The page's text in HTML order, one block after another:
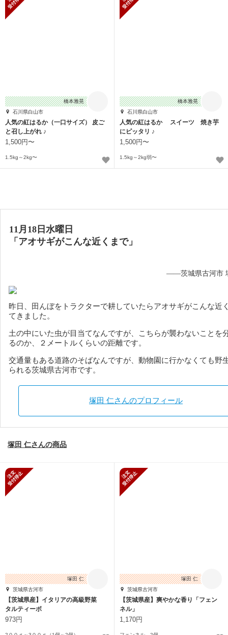
橋本雅晃
石川県白山市
人気の紅はるか（一口サイズ） 皮ご
と召し上がれ ♪
1,500円〜
1.5kg～2kg〜
橋本雅晃
石川県白山市
人気の紅はるか スイーツ 焼き芋
にピッタリ ♪
1,500円〜
1.5kg～2kg弱〜
11月18日水曜日
「アオサギがこんな近くまで」
——茨城県古河市
昨日、田んぼをトラクターで耕していたらアオサギがこんな近
てきました。
土の中にいた虫が目当てなんですが、こちらが襲わないことを
るのか、２メートルくらいの距離です。
交通量もある道路のそばなんですが、動物園に行かなくても野
られる茨城県古河市です。
塚田 仁さんのプロフィール
塚田 仁さんの商品
塚田 仁
茨城県古河市
【茨城県産】イタリアの高級野菜
タルティーボ
973円
塚田 仁
茨城県古河市
【茨城県産】爽やかな香り「フェン
ネル」
1,170円